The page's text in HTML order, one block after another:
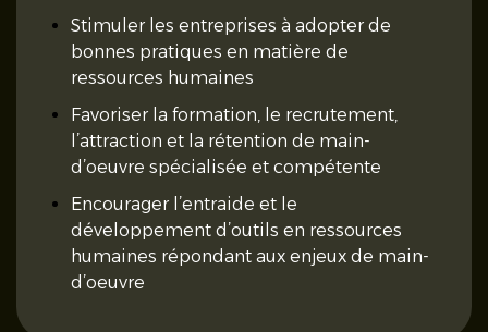
Stimuler les entreprises à adopter de
bonnes pratiques en matière de
ressources humaines
Favoriser la formation, le recrutement,
l’attraction et la rétention de main-
d’oeuvre spécialisée et compétente
Encourager l’entraide et le
développement d’outils en ressources
humaines répondant aux enjeux de main-
d’oeuvre